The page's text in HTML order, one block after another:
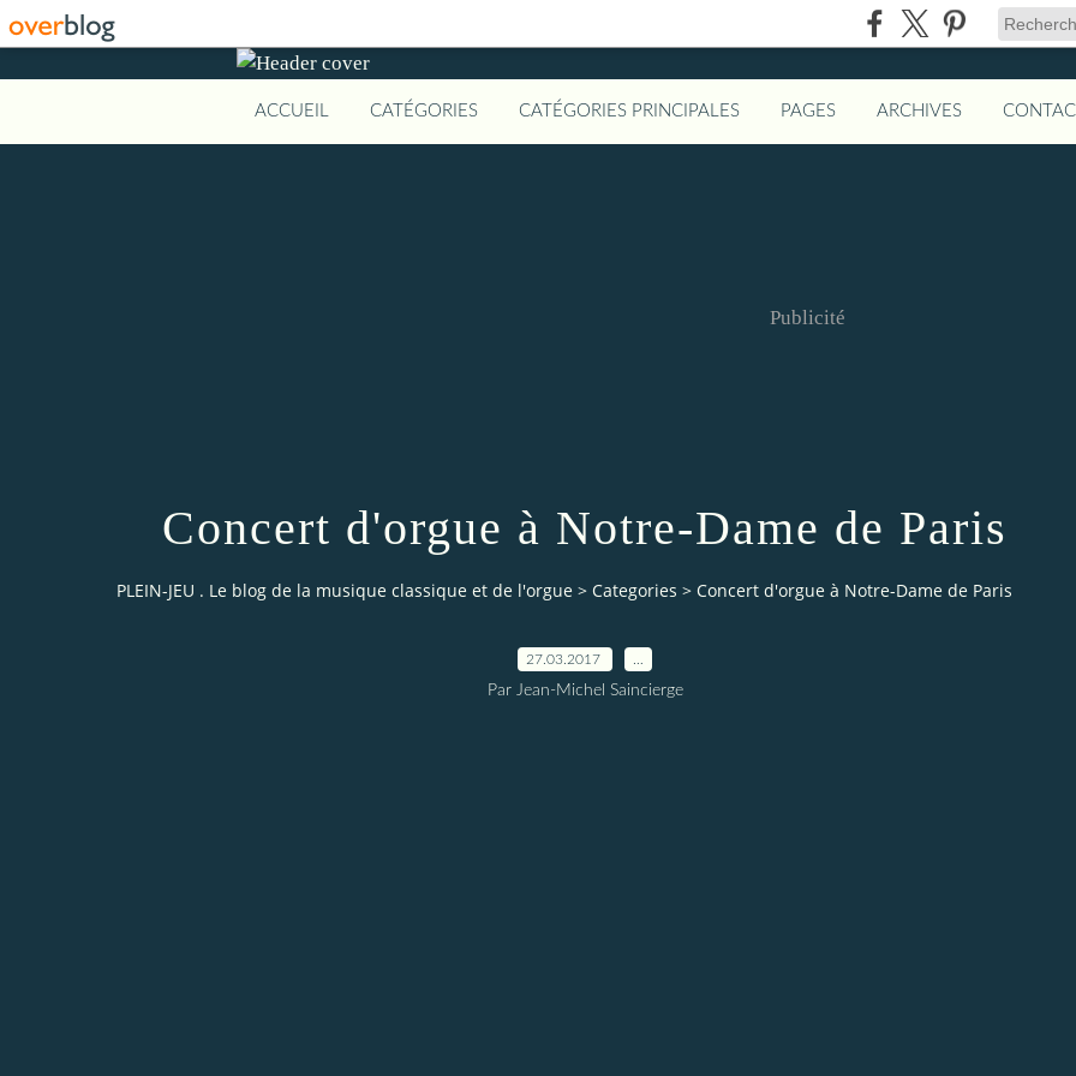
ACCUEIL CATÉGORIES CATÉGORIES PRINCIPALES PAGES ARCHIVES
Publicité
Concert d'orgue à Notre-Dame de Paris
PLEIN-JEU . Le blog de la musique classique et de l'orgue > Categories > Concert d'orgue à Notre-Dame de Paris
27.03.2017
Par Jean-Michel Saincierge